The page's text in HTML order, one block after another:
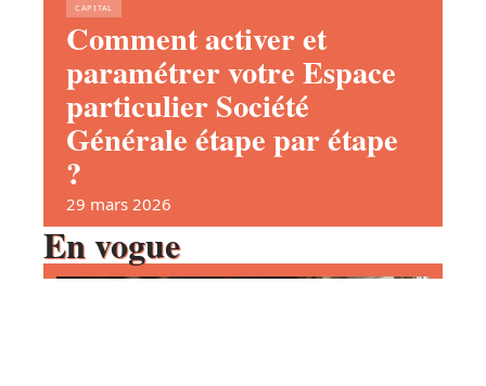
CAPITAL
Comment activer et
paramétrer votre Espace
particulier Société
Générale étape par étape
?
29 mars 2026
En vogue